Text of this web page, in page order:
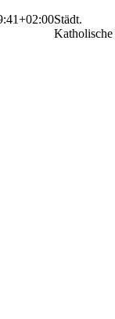
Städt.
Katholische